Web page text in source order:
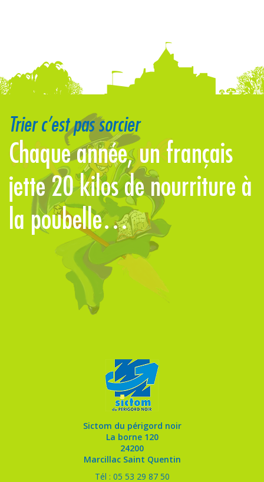
Trier c’est pas sorcier
Chaque année, un français
jette 20 kilos de nourriture à
la poubelle…
Sictom du périgord noir
La borne 120
24200
Marcillac Saint Quentin
Tél : 05 53 29 87 50